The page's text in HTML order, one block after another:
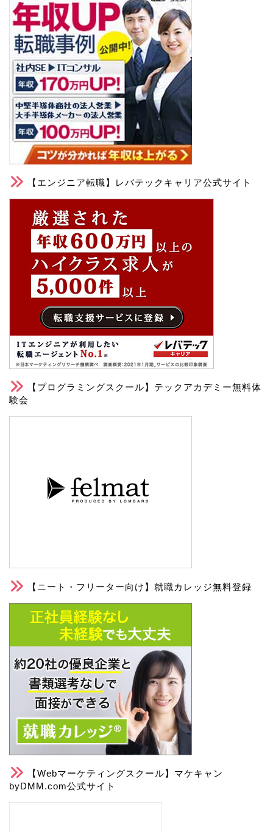
【エンジニア転職】レバテックキャリア公式サイト
【プログラミングスクール】テックアカデミー無料体
験会
【ニート・フリーター向け】就職カレッジ無料登録
【Webマーケティングスクール】マケキャン
byDMM.com公式サイト